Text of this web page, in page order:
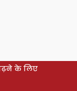
के लिए